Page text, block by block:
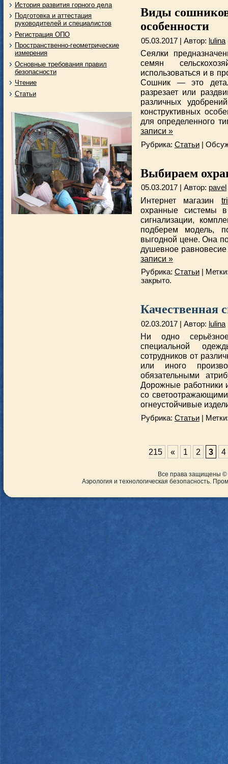
История развития горного дела
Подготовка и аттестация
руководителей и специалистов
Регистрация ОПО
Пространственно-геометрические
измерения
Основные требования правил
безопасности
Чтение
Статьи
Виды
особенности
05.03.2017 | Автор: lulina
Сеялки
семян
использоваться и в
Сошник — это
разрезает или
различных
конструктивных
для определенного
записи »
Рубрика: Статьи |
Выбираем
05.03.2017 | Автор: pavel
Интернет магазин
охранные системы
сигнализации,
подберем модель,
выгодной цене. Она
душевное
записи »
Рубрика: Статьи |
закрыто.
Качественная
02.03.2017 | Автор: lulina
Ни одно
специальной
сотрудников от
или иного
обязательными
Дорожные работники
со
огнеустойчивые
Рубрика: Статьи |
215 « 1 2 3 4
Все права защищены
Аэрология и технологическая безопасность.